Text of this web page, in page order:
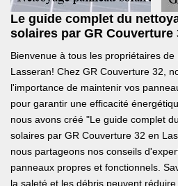
Le guide complet du
solaires par GR Couverture
Bienvenue à tous les propriétaires
Lasseran! Chez GR Couverture 32,
l'importance de maintenir vos
pour garantir une efficacité
nous avons créé "Le guide complet
solaires par GR Couverture 32 en
nous partageons nos conseils
panneaux propres et fonctionnels.
la saleté et les débris peuvent